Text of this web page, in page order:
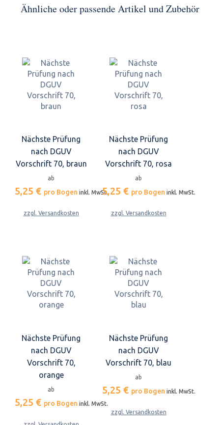
Ähnliche oder passende Artikel und Zubehör
Nächste Prüfung
nach DGUV
Vorschrift 70, braun
ab
5,25 € pro Bogen inkl. MwSt.
zzgl. Versandkosten
Nächste Prüfung
nach DGUV
Vorschrift 70, rosa
ab
5,25 € pro Bogen inkl. MwSt.
zzgl. Versandkosten
Nächste Prüfung
nach DGUV
Vorschrift 70,
orange
ab
5,25 € pro Bogen inkl. MwSt.
Nächste Prüfung
nach DGUV
Vorschrift 70, blau
ab
5,25 € pro Bogen inkl. MwSt.
zzgl. Versandkosten